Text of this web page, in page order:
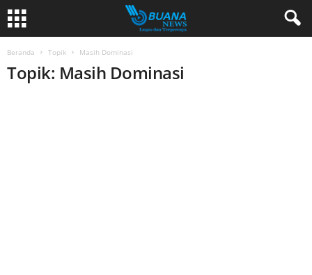
Beranda Topik Masih Dominasi
Topik: Masih Dominasi